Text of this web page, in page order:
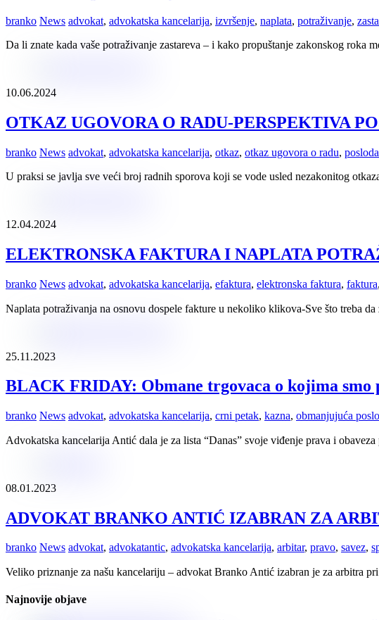
branko News advokat, advokatska kancelarija, izvršenje, naplata, potraživanje,
Da li znate kada vaše potraživanje zastareva – i kako propuštanje zakonskog roka
10.06.2024
OTKAZ UGOVORA O RADU-PERSPEKTIVA
branko News advokat, advokatska kancelarija, otkaz, otkaz ugovora o radu,
U praksi se javlja sve veći broj radnih sporova koji se vode usled nezakonitog
12.04.2024
ELEKTRONSKA FAKTURA I NAPLATA
branko News advokat, advokatska kancelarija, efaktura, elektronska faktura, faktura,
Naplata potraživanja na osnovu dospele fakture u nekoliko klikova-Sve što treba
25.11.2023
BLACK FRIDAY: Obmane trgovaca o kojima smo
branko News advokat, advokatska kancelarija, crni petak, kazna, obmanjujuća
Advokatska kancelarija Antić dala je za lista “Danas” svoje viđenje prava i obaveza
08.01.2023
ADVOKAT BRANKO ANTIĆ IZABRAN ZA
branko News advokat, advokatantic, advokatska kancelarija, arbitar, pravo, savez,
Veliko priznanje za našu kancelariju – advokat Branko Antić izabran je za arbitra
Najnovije objave